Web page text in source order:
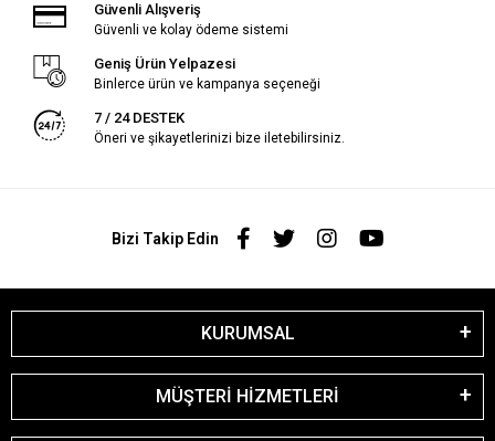
Güvenli Alışveriş
Güvenli ve kolay ödeme sistemi
Geniş Ürün Yelpazesi
Binlerce ürün ve kampanya seçeneği
7 / 24 DESTEK
Öneri ve şikayetlerinizi bize iletebilirsiniz.
Bizi Takip Edin
KURUMSAL
MÜŞTERİ HİZMETLERİ